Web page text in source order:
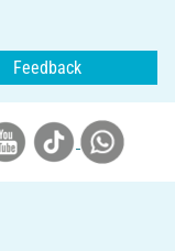
Feedback